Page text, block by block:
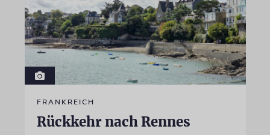
FRANKREICH
Rückkehr nach Rennes